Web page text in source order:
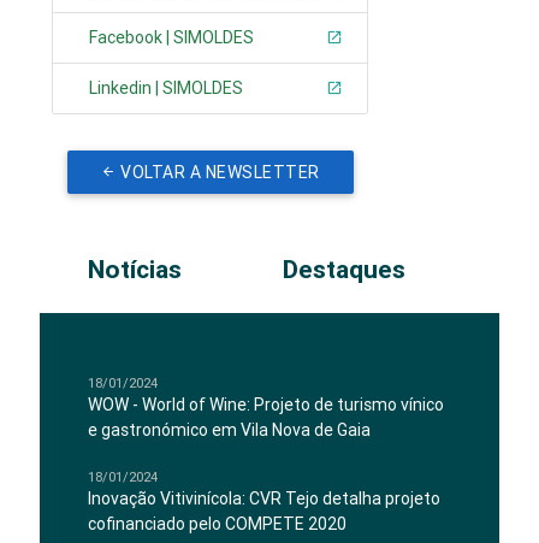
Facebook | SIMOLDES
Linkedin | SIMOLDES
VOLTAR A NEWSLETTER
Notícias Destaques
18/01/2024
WOW - World of Wine: Projeto de turismo vínico
e gastronómico em Vila Nova de Gaia
18/01/2024
Inovação Vitivinícola: CVR Tejo detalha projeto
cofinanciado pelo COMPETE 2020